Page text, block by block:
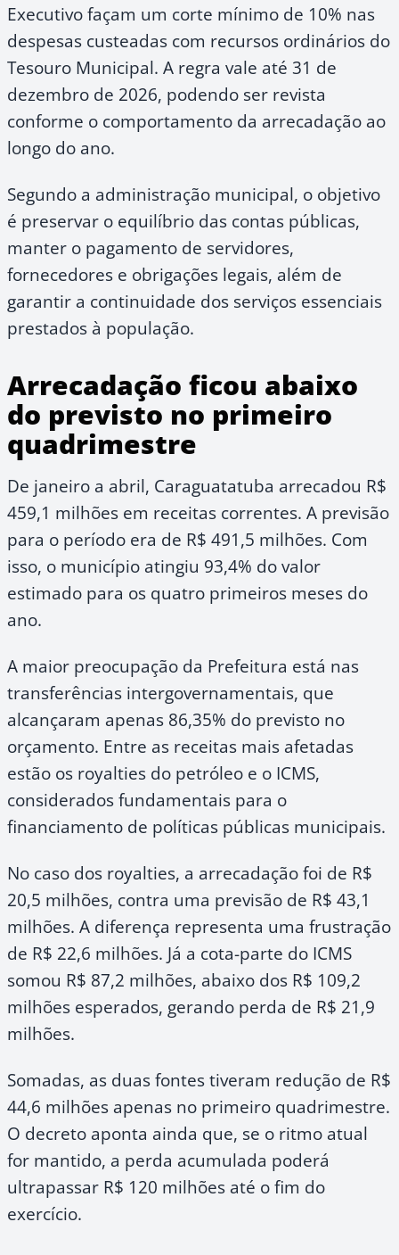
Executivo façam um corte mínimo de 10% nas
despesas custeadas com recursos ordinários do
Tesouro Municipal. A regra vale até 31 de
dezembro de 2026, podendo ser revista
conforme o comportamento da arrecadação ao
longo do ano.
Segundo a administração municipal, o objetivo
é preservar o equilíbrio das contas públicas,
manter o pagamento de servidores,
fornecedores e obrigações legais, além de
garantir a continuidade dos serviços essenciais
prestados à população.
Arrecadação ficou abaixo
do previsto no primeiro
quadrimestre
De janeiro a abril, Caraguatatuba arrecadou R$
459,1 milhões em receitas correntes. A previsão
para o período era de R$ 491,5 milhões. Com
isso, o município atingiu 93,4% do valor
estimado para os quatro primeiros meses do
ano.
A maior preocupação da Prefeitura está nas
transferências intergovernamentais, que
alcançaram apenas 86,35% do previsto no
orçamento. Entre as receitas mais afetadas
estão os royalties do petróleo e o ICMS,
considerados fundamentais para o
financiamento de políticas públicas municipais.
No caso dos royalties, a arrecadação foi de R$
20,5 milhões, contra uma previsão de R$ 43,1
milhões. A diferença representa uma frustração
de R$ 22,6 milhões. Já a cota-parte do ICMS
somou R$ 87,2 milhões, abaixo dos R$ 109,2
milhões esperados, gerando perda de R$ 21,9
milhões.
Somadas, as duas fontes tiveram redução de R$
44,6 milhões apenas no primeiro quadrimestre.
O decreto aponta ainda que, se o ritmo atual
for mantido, a perda acumulada poderá
ultrapassar R$ 120 milhões até o fim do
exercício.